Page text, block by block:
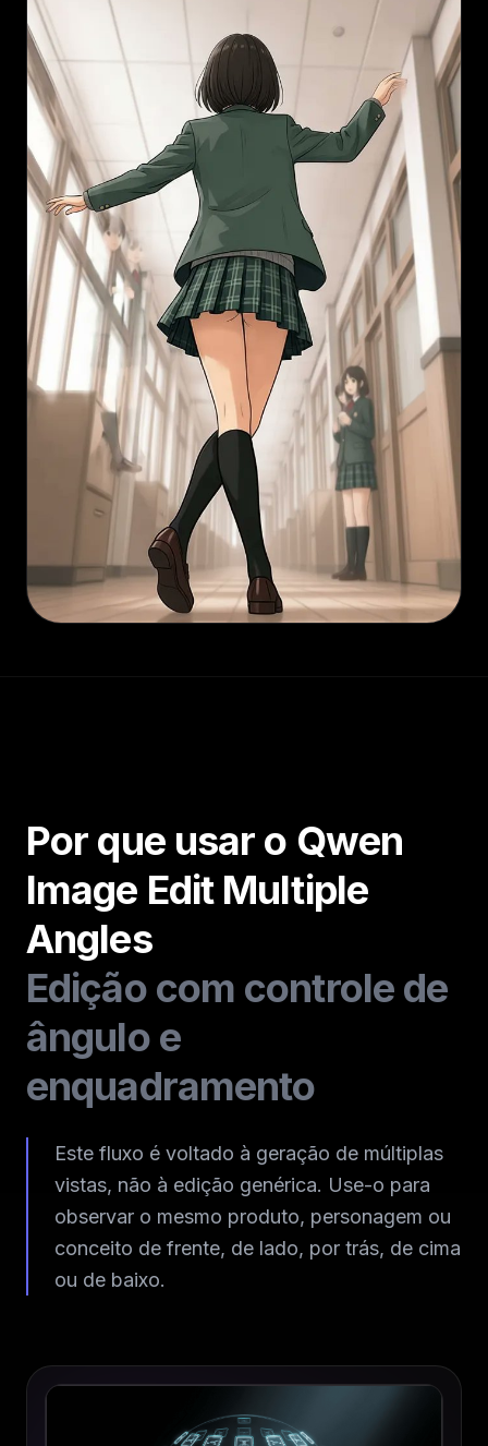
Por que usar o Qwen
Image Edit Multiple
Angles
Edição com controle de
ângulo e
enquadramento
Este fluxo é voltado à geração de múltiplas
vistas, não à edição genérica. Use-o para
observar o mesmo produto, personagem ou
conceito de frente, de lado, por trás, de cima
ou de baixo.